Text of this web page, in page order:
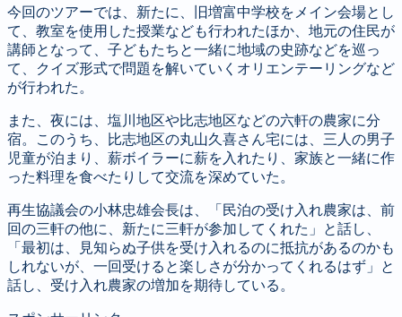
今回のツアーでは、新たに、旧増富中学校をメイン会場とし
て、教室を使用した授業なども行われたほか、地元の住民が
講師となって、子どもたちと一緒に地域の史跡などを巡っ
て、クイズ形式で問題を解いていくオリエンテーリングなど
が行われた。
また、夜には、塩川地区や比志地区などの六軒の農家に分
宿。このうち、比志地区の丸山久喜さん宅には、三人の男子
児童が泊まり、薪ボイラーに薪を入れたり、家族と一緒に作
った料理を食べたりして交流を深めていた。
再生協議会の小林忠雄会長は、「民泊の受け入れ農家は、前
回の三軒の他に、新たに三軒が参加してくれた」と話し、
「最初は、見知らぬ子供を受け入れるのに抵抗があるのかも
しれないが、一回受けると楽しさが分かってくれるはず」と
話し、受け入れ農家の増加を期待している。